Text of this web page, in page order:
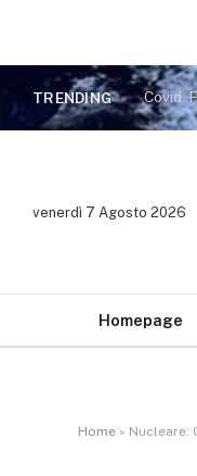
TRENDING
venerdì 7 Agosto 2026
Homepage
Home » Nucleare: